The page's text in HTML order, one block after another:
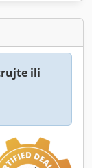
ili